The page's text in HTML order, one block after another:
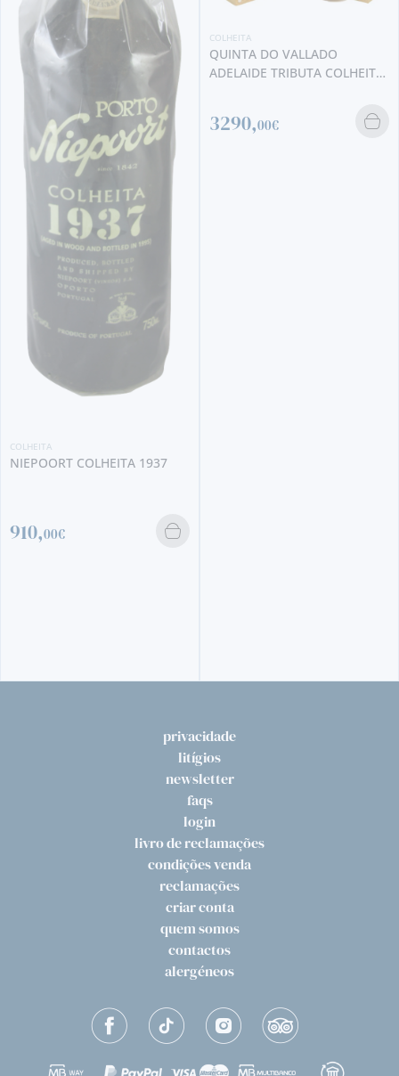
COLHEITA
QUINTA DO VALLADO
ADELAIDE TRIBUTA COLHEITA
3290,00€
privacidade
litígios
newsletter
faqs
login
livro de reclamações
condições venda
reclamações
criar conta
quem somos
contactos
alergéneos